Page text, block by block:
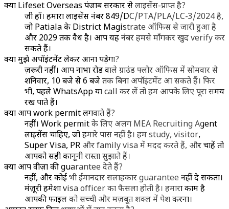
क्या Lifeset Overseas पंजाब सरकार से लाइसेंस-प्राप्त है?
जी हाँ। हमारा लाइसेंस नंबर 849/DC/PTA/PLA/LC-3/2024 है,
जो Patiala के District Magistrate ऑफिस से जारी हुआ है
और 2029 तक वैध है। आप यह नंबर हमसे माँगकर खुद verify कर
सकते हैं।
क्या मुझे अपॉइंटमेंट लेकर आना पड़ेगा?
ज़रूरी नहीं। आप नाभा रोड वाले ग्राउंड फ्लोर ऑफिस में सोमवार से
शनिवार, 10 बजे से 6 बजे तक बिना अपॉइंटमेंट आ सकते हैं। फिर
भी, पहले WhatsApp या call कर लें तो हम आपके लिए पूरा समय
रख पाते हैं।
क्या आप work permit लगवाते हैं?
नहीं। Work permit के लिए अलग MEA Recruiting Agent
लाइसेंस चाहिए, जो हमारे पास नहीं है। हम study, visitor,
Super Visa, PR और family visa में मदद करते हैं, और चाहें तो
आपको सही कानूनी रास्ता सुझाते हैं।
क्या आप वीज़ा की guarantee देते हैं?
नहीं, और कोई भी ईमानदार सलाहकार guarantee नहीं दे सकता।
मंज़ूरी हमेशा visa officer का फैसला होती है। हमारा काम है
आपकी फाइल को सच्ची और मज़बूत शक्ल में पेश करना।